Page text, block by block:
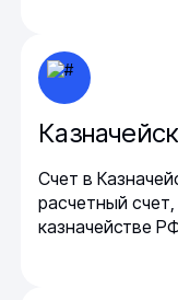
Счет в
расчетный
казначействе